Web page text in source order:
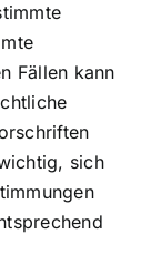
Fällen kann
sich